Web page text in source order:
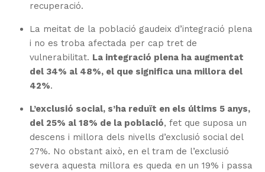
recuperació.
La meitat de la població gaudeix d’integració plena
i no es troba afectada per cap tret de
vulnerabilitat. La integració plena ha augmentat
del 34% al 48%, el que significa una millora del
42%.
L’exclusió social, s’ha reduït en els últims 5 anys,
del 25% al ​​18% de la població, fet que suposa un
descens i millora dels nivells d’exclusió social del
27%. No obstant això, en el tram de l’exclusió
severa aquesta millora es queda en un 19% i passa